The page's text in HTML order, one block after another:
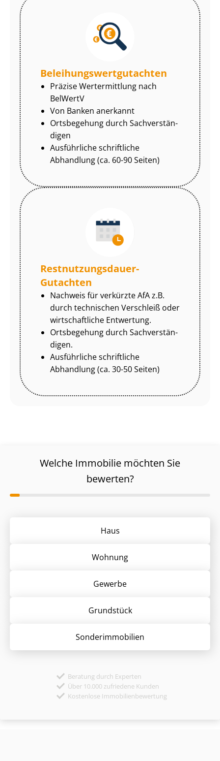
Be­lei­hungs­wert­gut­ach­ten
Präzise Wertermittlung nach
BelWertV
Von Banken anerkannt
Ortsbegehung durch Sach­ver­stän­
di­gen
Ausführliche schriftliche
Abhandlung (ca. 60-90 Seiten)
Rest­nut­zungs­dau­er-
Gutachten
Nachweis für verkürzte AfA z.B.
durch technischen Verschleiß oder
wirtschaftliche Entwertung.
Ortsbegehung durch Sach­ver­stän­
di­gen.
Ausführliche schriftliche
Abhandlung (ca. 30-50 Seiten)
Welche Immobilie möchten Sie
bewerten?
Haus
Wohnung
Gewerbe
Grund­stück
Sonder­immobilien
Beratung durch Experten
Über 10.000 zufriedene Kunden
Kostenlose Immobilienbewertung